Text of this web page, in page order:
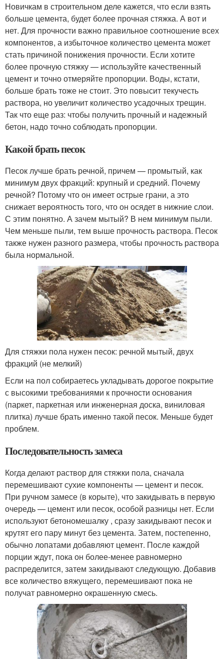
Новичкам в строительном деле кажется, что если взять
больше цемента, будет более прочная стяжка. А вот и
нет. Для прочности важно правильное соотношение всех
компонентов, а избыточное количество цемента может
стать причиной понижения прочности. Если хотите
более прочную стяжку — используйте качественный
цемент и точно отмеряйте пропорции. Воды, кстати,
больше брать тоже не стоит. Это повысит текучесть
раствора, но увеличит количество усадочных трещин.
Так что еще раз: чтобы получить прочный и надежный
бетон, надо точно соблюдать пропорции.
Какой брать песок
Песок лучше брать речной, причем — промытый, как
минимум двух фракций: крупный и средний. Почему
речной? Потому что он имеет острые грани, а это
снижает вероятность того, что он осядет в нижние слои.
С этим понятно. А зачем мытый? В нем минимум пыли.
Чем меньше пыли, тем выше прочность раствора. Песок
также нужен разного размера, чтобы прочность раствора
была нормальной.
Для стяжки пола нужен песок: речной мытый, двух
фракций (не мелкий)
Если на пол собираетесь укладывать дорогое покрытие
с высокими требованиями к прочности основания
(паркет, паркетная или инженерная доска, виниловая
плитка) лучше брать именно такой песок. Меньше будет
проблем.
Последовательность замеса
Когда делают раствор для стяжки пола, сначала
перемешивают сухие компоненты — цемент и песок.
При ручном замесе (в корыте), что закидывать в первую
очередь — цемент или песок, особой разницы нет. Если
используют бетономешалку , сразу закидывают песок и
крутят его пару минут без цемента. Затем, постепенно,
обычно лопатами добавляют цемент. После каждой
порции ждут, пока он более-менее равномерно
распределится, затем закидывают следующую. Добавив
все количество вяжущего, перемешивают пока не
получат равномерно окрашенную смесь.